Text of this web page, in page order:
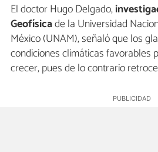
El doctor Hugo Delgado,
Geofísicade la Universidad
México (UNAM), señaló que los
condiciones climáticas favorables
crecer, pues de lo contrario